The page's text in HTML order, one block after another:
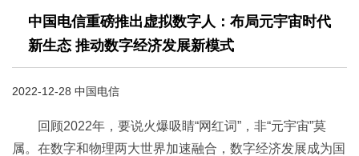
中国电信重磅推出虚拟数字人：布局元宇宙时代
新生态 推动数字经济发展新模式
2022-12-28 中国电信
回顾2022年，要说火爆吸睛“网红词”，非“元宇宙”莫
属。在数字和物理两大世界加速融合，数字经济发展成为国